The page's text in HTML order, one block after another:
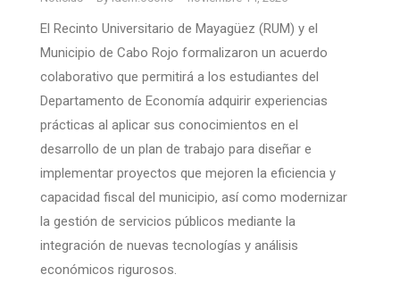
El Recinto Universitario de Mayagüez (RUM) y el
Municipio de Cabo Rojo formalizaron un acuerdo
colaborativo que permitirá a los estudiantes del
Departamento de Economía adquirir experiencias
prácticas al aplicar sus conocimientos en el
desarrollo de un plan de trabajo para diseñar e
implementar proyectos que mejoren la eficiencia y
capacidad fiscal del municipio, así como modernizar
la gestión de servicios públicos mediante la
integración de nuevas tecnologías y análisis
económicos rigurosos.